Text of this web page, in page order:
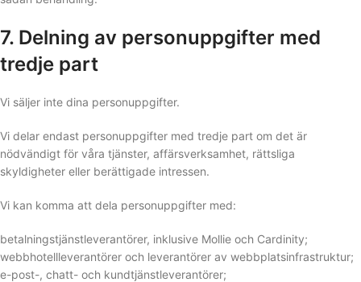
7. Delning av personuppgifter med
tredje part
Vi säljer inte dina personuppgifter.
Vi delar endast personuppgifter med tredje part om det är
nödvändigt för våra tjänster, affärsverksamhet, rättsliga
skyldigheter eller berättigade intressen.
Vi kan komma att dela personuppgifter med:
betalningstjänstleverantörer, inklusive Mollie och Cardinity;
webbhotellleverantörer och leverantörer av webbplatsinfrastruktur;
e-post-, chatt- och kundtjänstleverantörer;